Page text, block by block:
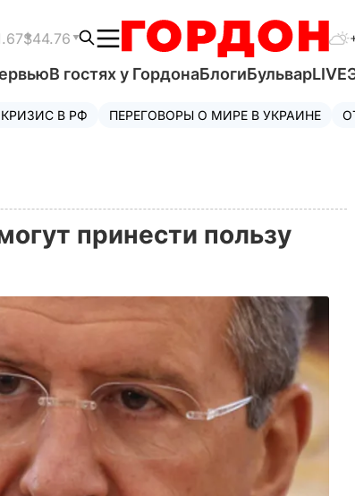
$44.76
В гостях у ГордонаБлогиБульварLIVE
В РФ ПЕРЕГОВОРЫ О МИРЕ В УКРАИНЕ
принести пользу